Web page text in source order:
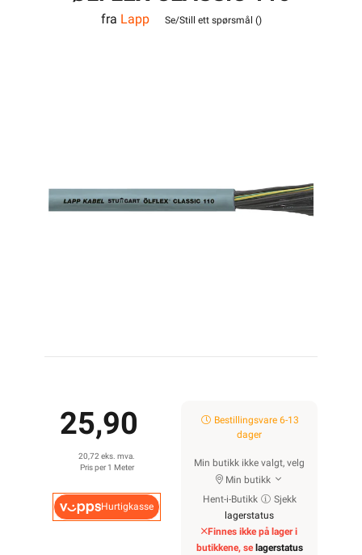
3G0,5
fra Lapp Se/Still ett spørsmål ()
25,90
20,72 eks. mva.
Pris per 1 Meter
Hurtigkasse
Bestillingsvare 6-13
dager
Min butikk ikke valgt, velg
Min butikk
Hent-i-Butikk
Sjekk
lagerstatus
Finnes ikke på lager i
butikkene, se lagerstatus